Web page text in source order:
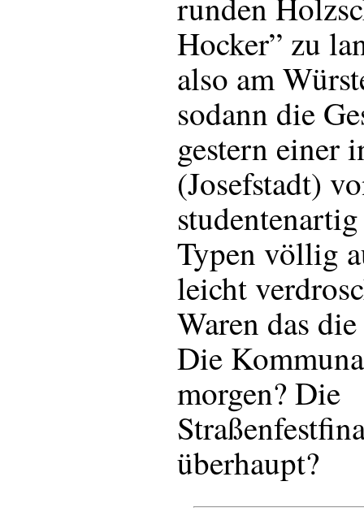
Hocker” zu
also am
sodann die
gestern einer
(Josefstadt)
Typen völlig
leicht
Waren das
Die
morgen? Die
überhaupt?